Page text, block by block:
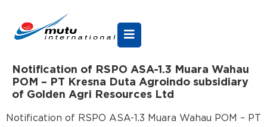
Notification of RSPO ASA-1.3 Muara Wahau
POM – PT Kresna Duta Agroindo subsidiary
of Golden Agri Resources Ltd
Notification of RSPO ASA-1.3 Muara Wahau POM – PT